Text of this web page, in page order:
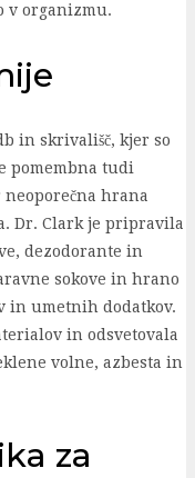
v organizmu.
in skrivališč, kjer so
pomembna tudi
hrana
Dr. Clark je pripravila
dezodorante in
sokove in hrano
in umetnih dodatkov.
in odsvetovala
volne, azbesta in
za